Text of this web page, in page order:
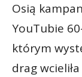
Osią
YouTubie
którym
drag